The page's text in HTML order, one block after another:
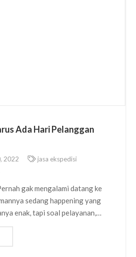
Ada Hari Pelanggan
2022
jasa ekspedisi
gak mengalami datang ke
sedang happening yang
enak, tapi soal pelayanan,…